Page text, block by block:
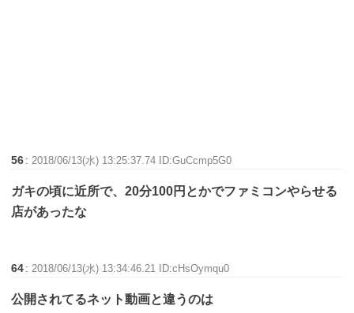
56 : 2018/06/13(水) 13:25:37.74 ID:GuCcmp5G0
ガキの頃に近所で、20分100円とかでファミコンやらせる
店があったな
64 : 2018/06/13(水) 13:34:46.21 ID:cHsOymqu0
公開されてるネット動画と違うのは